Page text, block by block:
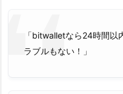
「bitwalletなら24時間以
ラブルもない！」